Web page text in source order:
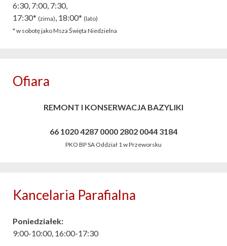
6:30, 7:00, 7:30,
17:30* (zima), 18:00* (lato)
* w sobotę jako Msza Święta Niedzielna
Ofiara
REMONT I KONSERWACJA BAZYLIKI
66 1020 4287 0000 2802 0044 3184
PKO BP SA Oddział 1 w Przeworsku
Kancelaria Parafialna
Poniedziałek:
9:00-10:00, 16:00-17:30